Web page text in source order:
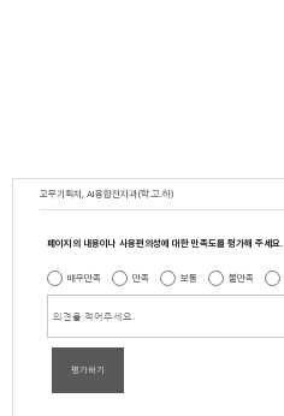
교무기획처, AI융합전자과(학.고.하)
페이지의 내용이나 사용편의성에 대한 만족도를 평가해 주세요.
매우만족 만족 보통 불만족
평가하기